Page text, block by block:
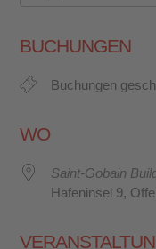
BUCHUNGEN
Buchungen
WO
Saint-Gobain
Hafeninsel 9,